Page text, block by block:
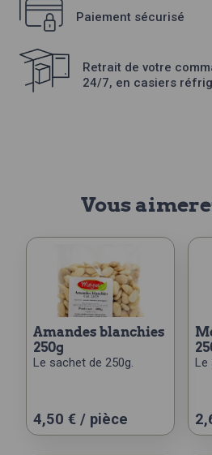
Paiement sécurisé
Retrait de votre
24/7, en casiers
Vous
amandes blanchies
250g
Le sachet de 250g.
4,50 € / pièce
mélange exotique
Le